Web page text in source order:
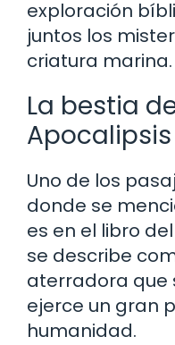
exploración
juntos los
criatura marina.
La bestia
Apocalipsis
Uno de los
donde se
es en el libro
se describe
aterradora que
ejerce un gran
humanidad.